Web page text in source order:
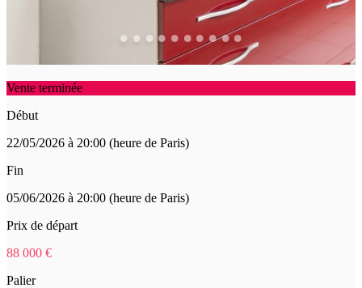
Vente terminée
Début
22/05/2026 à 20:00 (heure de Paris)
Fin
05/06/2026 à 20:00 (heure de Paris)
Prix de départ
88 000 €
Palier